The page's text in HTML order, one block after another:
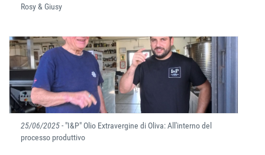
Rosy & Giusy
25/06/2025- "I&P" Olio Extravergine di Oliva: All'interno del
processo produttivo